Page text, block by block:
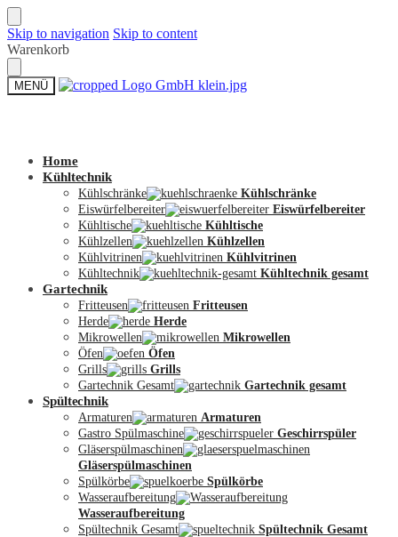
Skip to navigation Skip to content
Warenkorb
MENÜ
Zum Shop
Kontakt
Home
Kühltechnik
Kühlschränke
Kühlschränke
Eiswürfelbereiter
Eiswürfelbereiter
Kühltische
Kühltische
Kühlzellen
Kühlzellen
Kühlvitrinen
Kühlvitrinen
Kühltechnik
Kühltechnik gesamt
Gartechnik
Fritteusen
Fritteusen
Herde
Herde
Mikrowellen
Mikrowellen
Öfen
Öfen
Grills
Grills
Gartechnik Gesamt
Gartechnik gesamt
Spültechnik
Armaturen
Armaturen
Gastro Spülmaschine
Geschirrspüler
Gläserspülmaschinen
Gläserspülmaschinen
Spülkörbe
Spülkörbe
Wasseraufbereitung
Wasseraufbereitung
Spültechnik Gesamt
Spültechnik Gesamt